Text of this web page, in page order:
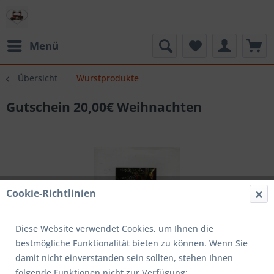
Menü
Übersicht Wurstprodukte
Gutschein 20,00€ Weihnachten
Cookie-Richtlinien
Diese Website verwendet Cookies, um Ihnen die
bestmögliche Funktionalität bieten zu können. Wenn Sie
damit nicht einverstanden sein sollten, stehen Ihnen